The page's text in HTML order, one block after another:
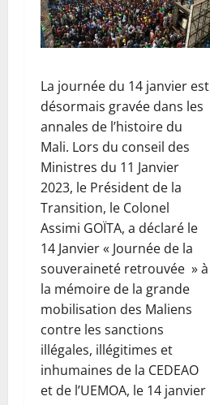
La journée du 14 janvier est
désormais gravée dans les
annales de l’histoire du
Mali. Lors du conseil des
Ministres du 11 Janvier
2023, le Président de la
Transition, le Colonel
Assimi GOÏTA, a déclaré le
14 Janvier « Journée de la
souveraineté retrouvée » à
la mémoire de la grande
mobilisation des Maliens
contre les sanctions
illégales, illégitimes et
inhumaines de la CEDEAO
et de l’UEMOA, le 14 janvier